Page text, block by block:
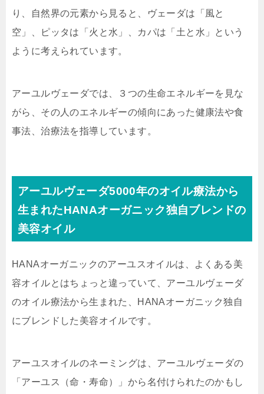
り、自然界の元素から見ると、ヴェーダは「風と
空」、ピッタは「火と水」、カパは「土と水」という
ように考えられています。
アーユルヴェーダでは、３つの生命エネルギーを見な
がら、その人のエネルギーの傾向にあった健康法や食
事法、治療法を指導しています。
アーユルヴェーダ5000年のオイル療法から
生まれたHANAオーガニック独自ブレンドの
美容オイル
HANAオーガニックのアーユスオイルは、よくある美
容オイルとはちょっと違っていて、 アーユルヴェーダ
のオイル療法から生まれた
、HANAオーガニック独自
にブレンドした美容オイルです。
アーユスオイルのネーミングは、アーユルヴェーダの
「アーユス（命・寿命）」から名付けられたのかもし